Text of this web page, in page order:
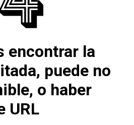
encontrar la
puede no
o haber
URL